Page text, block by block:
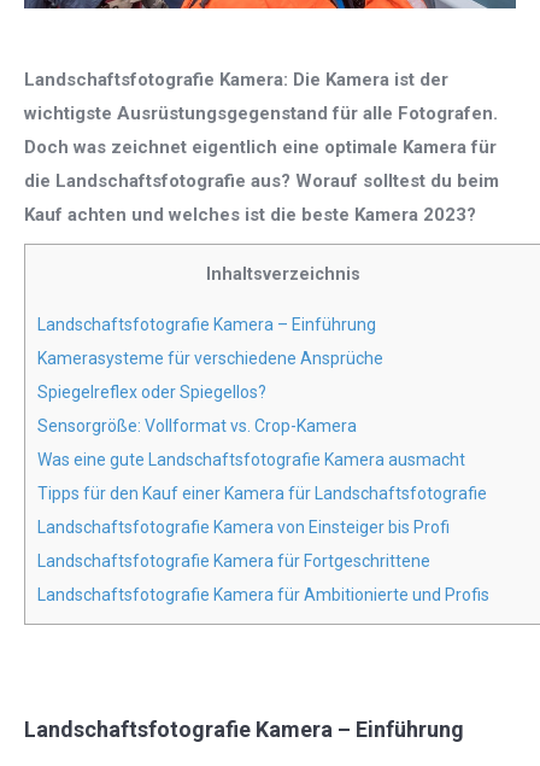
Landschaftsfotografie Kamera: Die Kamera ist der
wichtigste Ausrüstungsgegenstand für alle Fotografen.
Doch was zeichnet eigentlich eine optimale Kamera für
die Landschaftsfotografie aus? Worauf solltest du beim
Kauf achten und welches ist die beste Kamera 2023?
Inhaltsverzeichnis
Landschaftsfotografie Kamera – Einführung
Kamerasysteme für verschiedene Ansprüche
Spiegelreflex oder Spiegellos?
Sensorgröße: Vollformat vs. Crop-Kamera
Was eine gute Landschaftsfotografie Kamera ausmacht
Tipps für den Kauf einer Kamera für Landschaftsfotografie
Landschaftsfotografie Kamera von Einsteiger bis Profi
Landschaftsfotografie Kamera für Fortgeschrittene
Landschaftsfotografie Kamera für Ambitionierte und Profis
Landschaftsfotografie Kamera – Einführung